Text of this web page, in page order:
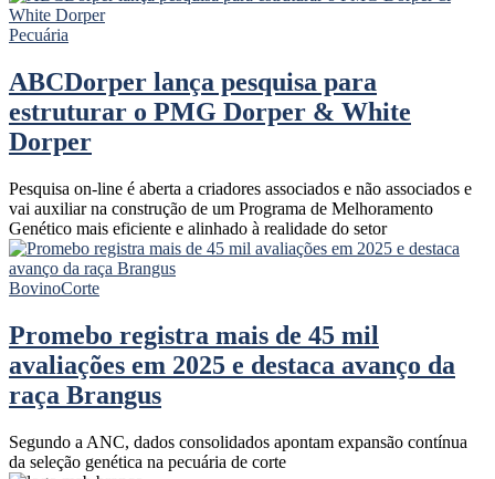
Pecuária
ABCDorper lança pesquisa para
estruturar o PMG Dorper & White
Dorper
Pesquisa on-line é aberta a criadores associados e não associados e
vai auxiliar na construção de um Programa de Melhoramento
Genético mais eficiente e alinhado à realidade do setor
BovinoCorte
Promebo registra mais de 45 mil
avaliações em 2025 e destaca avanço da
raça Brangus
Segundo a ANC, dados consolidados apontam expansão contínua
da seleção genética na pecuária de corte